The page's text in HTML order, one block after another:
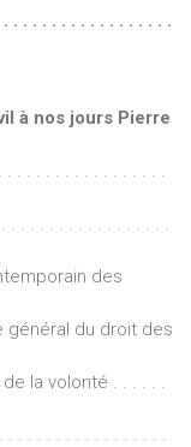
. . . . . . . . . . . . . . . . .
à nos jours Pierre
. . . . . . . . . . . . . . . .
. . . . . . . . . . . . . . . .
des
général du droit des
la volonté . . . . . .
. . . . . . . . . . . . . . . . .